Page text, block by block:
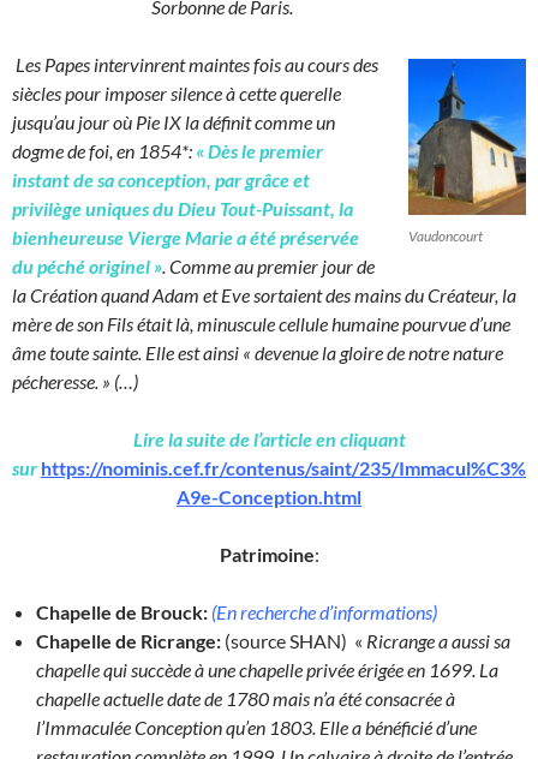
Sorbonne de Paris.
Vaudoncourt
Les Papes intervinrent maintes fois au cours des
siècles pour imposer silence à cette querelle
jusqu’au jour où Pie IX la définit comme un
dogme de foi, en 1854*: « Dès le premier
instant de sa conception, par grâce et
privilège uniques du Dieu Tout-Puissant, la
bienheureuse Vierge Marie a été préservée
du péché originel ». Comme au premier jour de
la Création quand Adam et Eve sortaient des mains du Créateur, la
mère de son Fils était là, minuscule cellule humaine pourvue d’une
âme toute sainte. Elle est ainsi « devenue la gloire de notre nature
pécheresse. » (…)
Lire la suite de l’article en cliquant
sur https://nominis.cef.fr/contenus/saint/235/Immacul%C3%
A9e-Conception.html
Patrimoine:
Chapelle de Brouck: (En recherche d’informations)
Chapelle de Ricrange: (source SHAN) « Ricrange a aussi sa
chapelle qui succède à une chapelle privée érigée en 1699. La
chapelle actuelle date de 1780 mais n’a été consacrée à
l’Immaculée Conception qu’en 1803. Elle a bénéficié d’une